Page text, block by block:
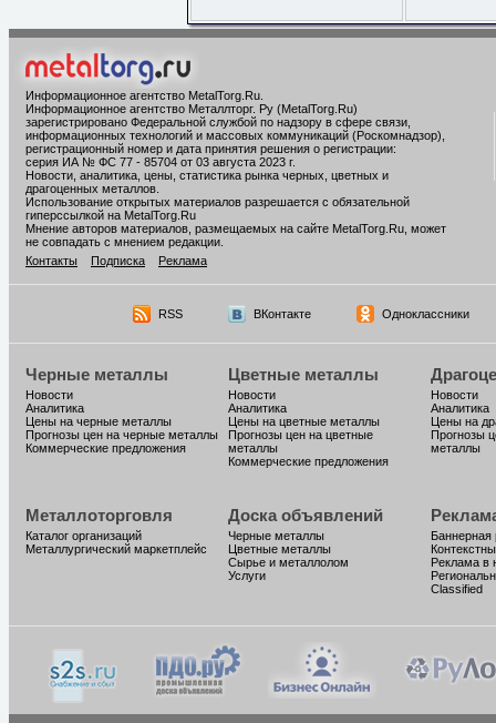
Информационное агентство MetalTorg.Ru
Информационное агентство Металлторг. Ру (MetalTorg.Ru)
зарегистрировано Федеральной службой по надзору в сфере связи,
информационных технологий и массовых коммуникаций (Роскомнадзор),
регистрационный номер и дата принятия решения о регистрации:
серия ИА № ФС 77 - 85704 от 03 августа 2023 г.
Новости, аналитика, цены, статистика рынка черных, цветных и
драгоценных металлов.
Использование открытых материалов разрешается с обязательной
гиперссылкой на MetalTorg.Ru
Мнение авторов материалов, размещаемых на сайте MetalTorg.Ru, может
не совпадать с мнением редакции.
Контакты
Подписка Реклама
RSS ВКонтакте Одноклассники
Черные металлы
Новости
Аналитика
Цены на черные металлы
Прогнозы цен на черные металлы
Коммерческие предложения
Цветные металлы
Новости
Аналитика
Цены на цветные металлы
Прогнозы цен на цветные
металлы
Коммерческие предложения
Новости
Аналитика
Цены на
Прогнозы
металлы
Металлоторговля
Каталог организаций
Металлургический маркетплейс
Доска объявлений
Черные металлы
Цветные металлы
Сырье и металлолом
Услуги
Баннерная
Реклама в
Classified